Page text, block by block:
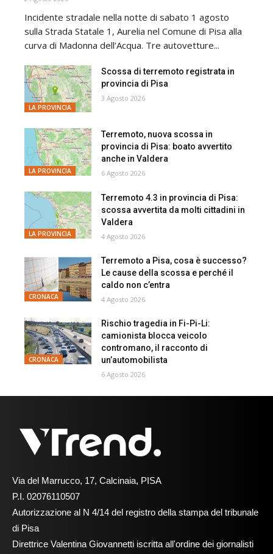
Incidente stradale nella notte di sabato 1 agosto
sulla Strada Statale 1, Aurelia nel Comune di Pisa alla
curva di Madonna dell’Acqua. Tre autovetture...
LA PROVINCIA
Scossa di terremoto registrata in
provincia di Pisa
3 Agosto 2026
LA PROVINCIA
Terremoto, nuova scossa in
provincia di Pisa: boato avvertito
anche in Valdera
6 Agosto 2026
LA PROVINCIA
Terremoto 4.3 in provincia di Pisa:
scossa avvertita da molti cittadini in
Valdera
4 Agosto 2026
CRONACA
Terremoto a Pisa, cosa è successo?
Le cause della scossa e perché il
caldo non c’entra
4 Agosto 2026
CRONACA
Rischio tragedia in Fi-Pi-Li:
camionista blocca veicolo
contromano, il racconto di
un’automobilista
6 Agosto 2026
Via del Marrucco, 17, Calcinaia, PISA
P.I. 02076110507
Autorizzazione al N 4/14 del registro della stampa del tribunale
di Pisa
Direttrice Valentina Giovannetti iscritta all'ordine dei giornalisti